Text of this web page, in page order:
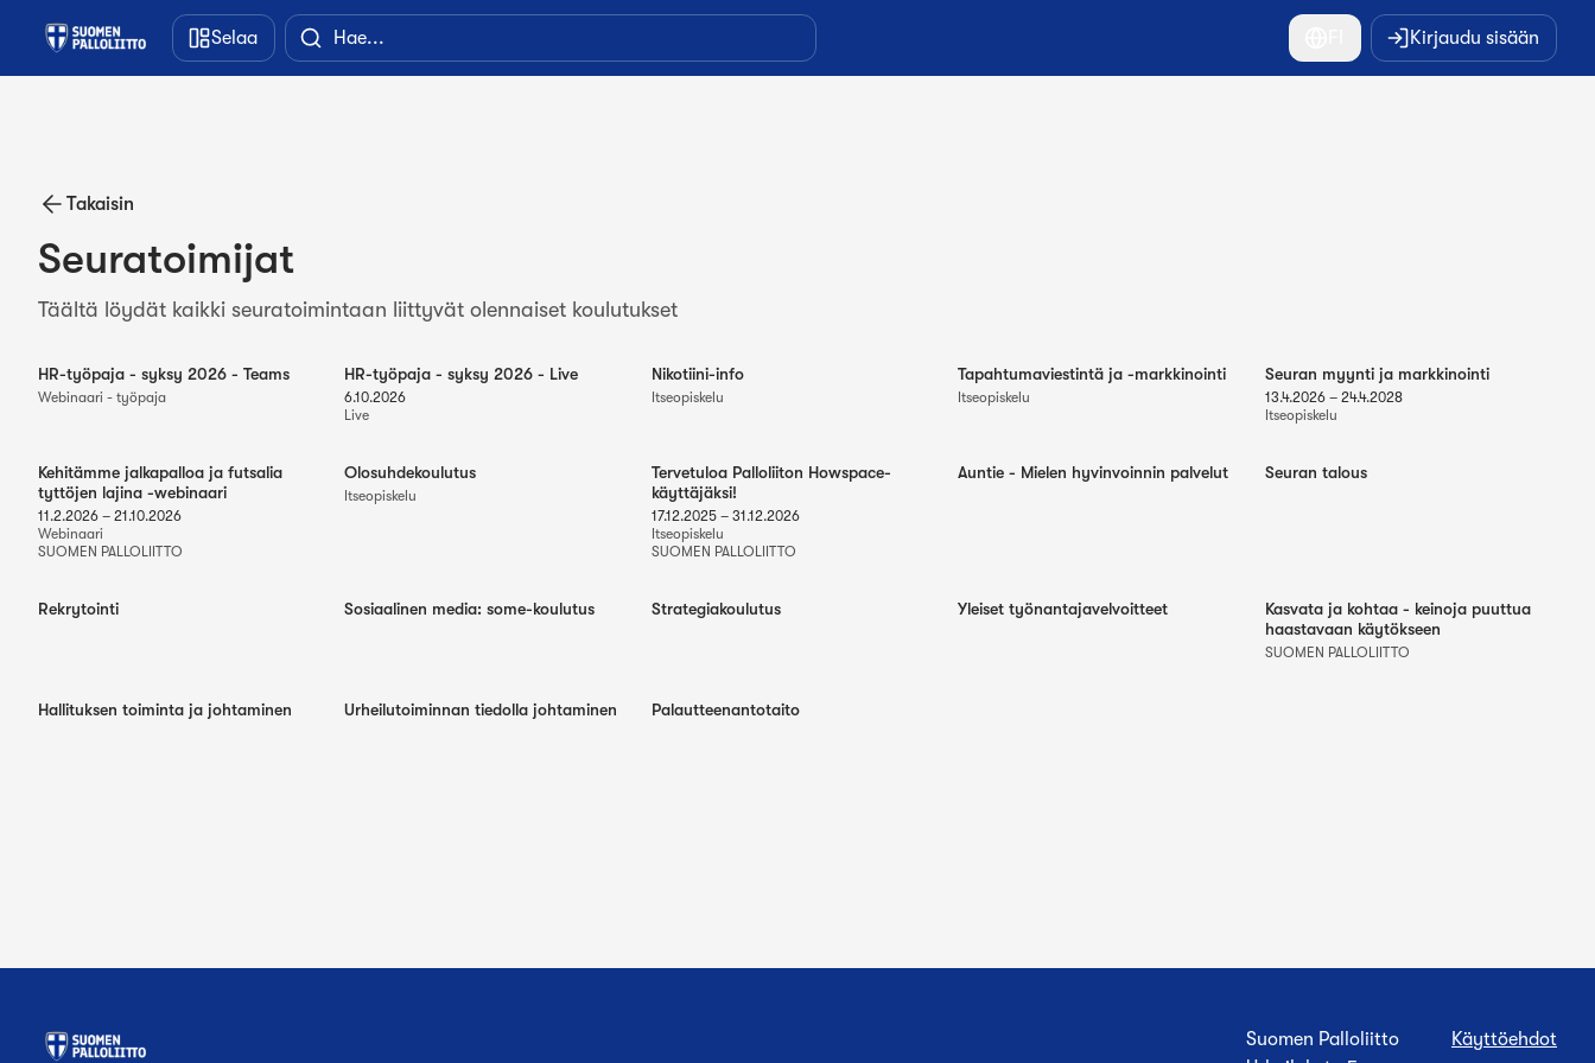
Selaa
Kirjaudu sisään
Takaisin
Seuratoimijat
Täältä löydät kaikki seuratoimintaan liittyvät olennaiset koulutukset
HR-työpaja - syksy 2026 - Teams
Webinaari - työpaja
HR-työpaja - syksy 2026 - Live
6.10.2026
Live
Nikotiini-info
Itseopiskelu
Tapahtumaviestintä ja -markkinointi
Itseopiskelu
Seuran myynti ja markkinointi
13.4.2026 – 24.4.2028
Itseopiskelu
Kehitämme jalkapalloa ja futsalia
tyttöjen lajina -webinaari
11.2.2026 – 21.10.2026
Webinaari
SUOMEN PALLOLIITTO
Olosuhdekoulutus
Itseopiskelu
Tervetuloa Palloliiton Howspace-
käyttäjäksi!
17.12.2025 – 31.12.2026
Itseopiskelu
SUOMEN PALLOLIITTO
Auntie - Mielen hyvinvoinnin palvelut Seuran talous
Rekrytointi Sosiaalinen media: some-koulutus Strategiakoulutus Yleiset työnantajavelvoitteet
Kasvata ja kohtaa - keinoja puuttua
haastavaan käytökseen
SUOMEN PALLOLIITTO
Hallituksen toiminta ja johtaminen Urheilutoiminnan tiedolla johtaminen Palautteenantotaito
Suomen Palloliitto
Käyttöehdot